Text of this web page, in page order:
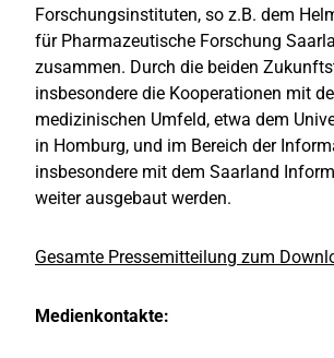
Forschungsinstituten, so z.B. dem
für Pharmazeutische Forschung
zusammen. Durch die beiden
insbesondere die Kooperationen mit
medizinischen Umfeld, etwa dem
in Homburg, und im Bereich der
insbesondere mit dem Saarland
weiter ausgebaut werden.
Gesamte Pressemitteilung zum
Medienkontakte: